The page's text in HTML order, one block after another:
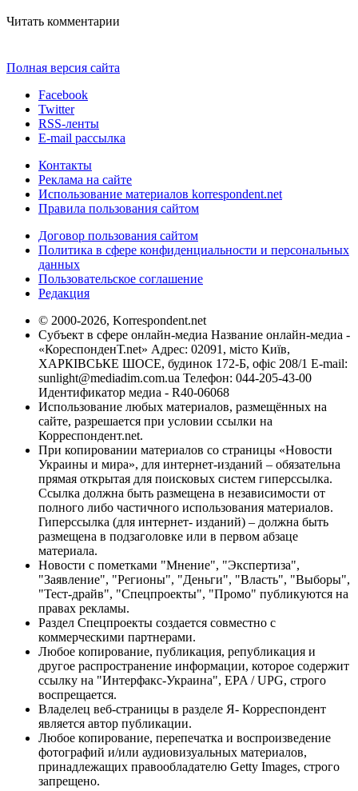
Читать комментарии
Полная версия сайта
Facebook
Twitter
RSS-ленты
E-mail рассылка
Контакты
Реклама на сайте
Использование материалов korrespondent.net
Правила пользования сайтом
Договор пользования сайтом
Политика в сфере конфиденциальности и персональных
данных
Пользовательское соглашение
Редакция
© 2000-2026, Korrespondent.net
Субъект в сфере онлайн-медиа Название онлайн-медиа -
«КореспонденТ.net» Адрес: 02091, місто Київ,
ХАРКІВСЬКЕ ШОСЕ, будинок 172-Б, офіс 208/1 E-mail:
sunlight@mediadim.com.ua Телефон: 044-205-43-00
Идентификатор медиа - R40-06068
Использование любых материалов, размещённых на
сайте, разрешается при условии ссылки на
Корреспондент.net.
При копировании материалов со страницы «Новости
Украины и мира», для интернет-изданий – обязательна
прямая открытая для поисковых систем гиперссылка.
Ссылка должна быть размещена в независимости от
полного либо частичного использования материалов.
Гиперссылка (для интернет- изданий) – должна быть
размещена в подзаголовке или в первом абзаце
материала.
Новости с пометками "Мнение", "Экспертиза",
"Заявление", "Регионы", "Деньги", "Власть", "Выборы",
"Тест-драйв", "Спецпроекты", "Промо" публикуются на
правах рекламы.
Раздел Спецпроекты создается совместно с
коммерческими партнерами.
Любое копирование, публикация, републикация и
другое распространение информации, которое содержит
ссылку на "Интерфакс-Украина", EPA / UPG, строго
воспрещается.
Владелец веб-страницы в разделе Я- Корреспондент
является автор публикации.
Любое копирование, перепечатка и воспроизведение
фотографий и/или аудиовизуальных материалов,
принадлежащих правообладателю Getty Images, строго
запрещено.